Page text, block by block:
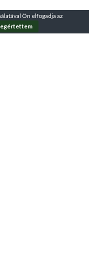
Ön elfogadja az